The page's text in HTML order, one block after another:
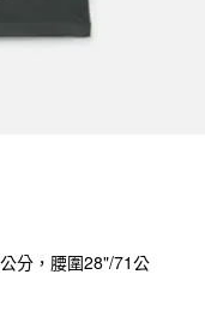
分，腰圍28"/71公